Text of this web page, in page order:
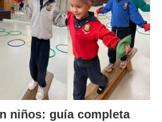
niños: guía completa